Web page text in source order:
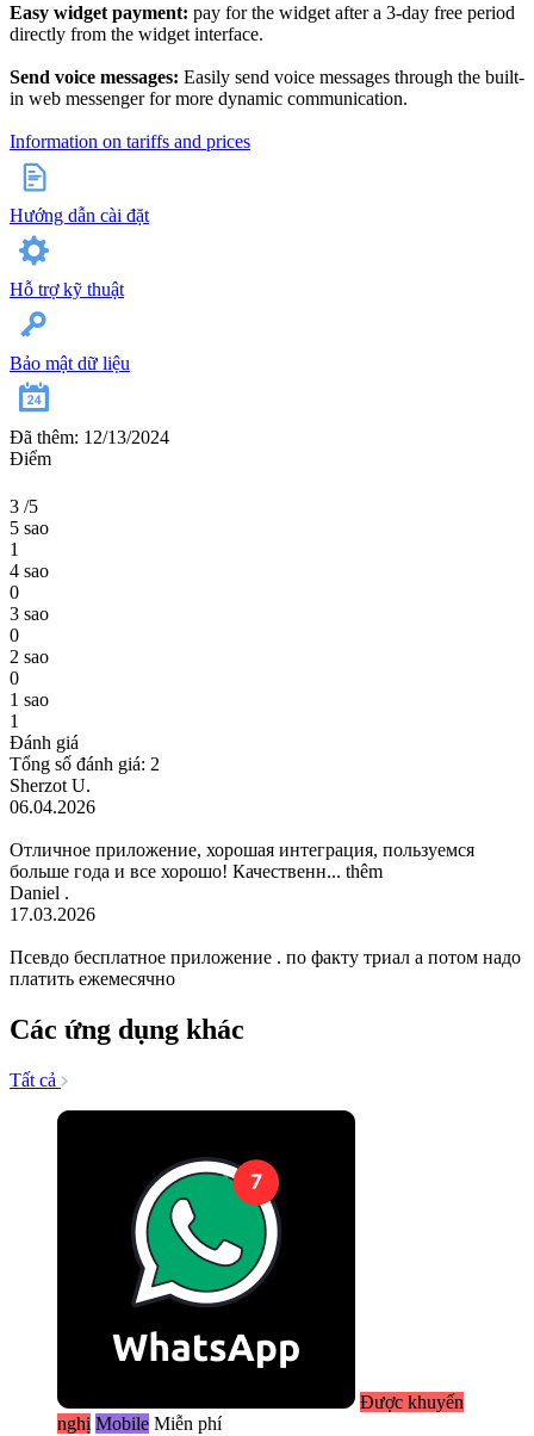
Easy widget payment: pay for the widget after a 3-day free period
directly from the widget interface.
Send voice messages: Easily send voice messages through the built-
in web messenger for more dynamic communication.
Information on tariffs and prices
Hướng dẫn cài đặt
Hỗ trợ kỹ thuật
Bảo mật dữ liệu
Đã thêm: 12/13/2024
Điểm
3 /5
5 sao
1
4 sao
0
3 sao
0
2 sao
0
1 sao
1
Đánh giá
Tổng số đánh giá: 2
Sherzot U.
06.04.2026
Отличное приложение, хорошая интеграция, пользуемся
больше года и все хорошо! Качественн... thêm
Daniel .
17.03.2026
Псевдо бесплатное приложение . по факту триал а потом надо
платить ежемесячно
Các ứng dụng khác
Tất cả
Được khuyến
nghị Mobile Miễn phí